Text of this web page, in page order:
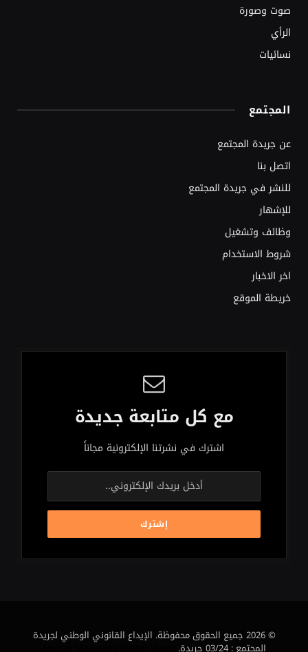
صوت وصورة
الرأي
نسائيات
المجتمع
عن جريدة المجتمع
اتصل بنا
للنشر في جريدة المجتمع
للإشهار
وظائف وتشغيل
شروط الاستخدام
اخر الاخبار
خريطة الموقع
مع كل متابعة جديدة
اشترك في نشرتنا الإلكترونية مجاناً
© 2026 جميع الحقوق محفوظة. الإيداع القانوني الوطني لجريدة
المجتمع : 03/24 جريدة. Agence Marketing Digital Maroc